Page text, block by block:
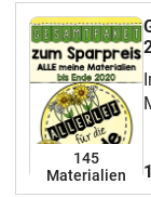
145
Materialien